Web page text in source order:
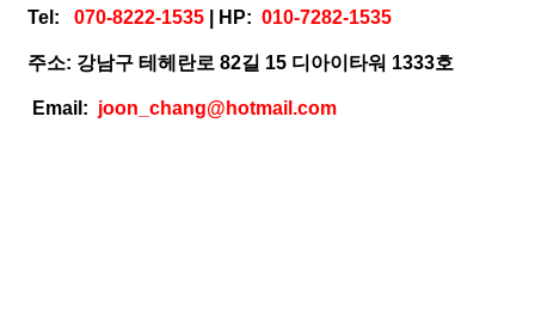
Tel: 070-8222-1535 | HP: 010-7282-1535
주소: 강남구 테헤란로 82길 15 디아이타워 1333호
Email: joon_chang@hotmail.com